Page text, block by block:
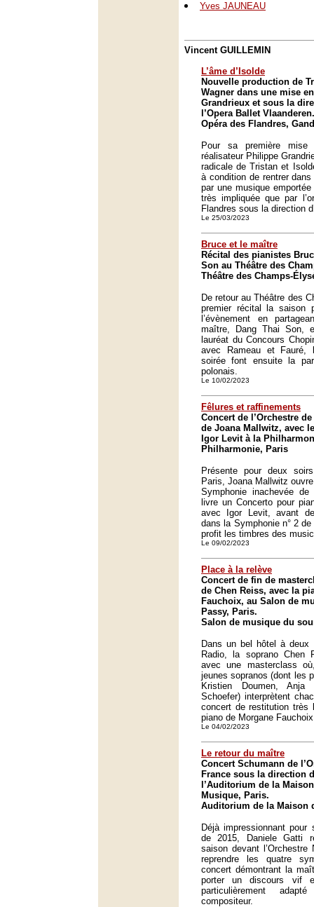
Yves JAUNEAU
Vincent GUILLEMIN
L’âme d’Isolde
Nouvelle production de
Wagner dans une mise
Grandrieux et sous la
l’Opera Ballet Vlaanderen.
Opéra des Flandres, Gand
Pour sa première
réalisateur Philippe
radicale de Tristan et
à condition de rentrer
par une musique
très impliquée que par
Flandres sous la direction
Le 25/03/2023
Bruce et le maître
Récital des pianistes
Son au Théâtre des
Théâtre des Champs-
De retour au Théâtre des
premier récital la saison
l’évènement en
maître, Dang Thai Son,
lauréat du Concours
avec Rameau et
soirée font ensuite la
polonais.
Le 10/02/2023
Fêlures et raffinements
Concert de l’Orchestre
de Joana Mallwitz, avec
Igor Levit à la
Philharmonie, Paris
Présente pour deux
Paris, Joana Mallwitz
Symphonie inachevée
livre un Concerto pour
avec Igor Levit, avant
dans la Symphonie n° 2
profit les timbres des
Le 09/02/2023
Place à la relève
Concert de fin de
de Chen Reiss, avec la
Fauchoix, au Salon de
Passy, Paris.
Salon de musique du
Dans un bel hôtel à
Radio, la soprano Chen
avec une masterclass
jeunes sopranos (dont les
Kristien Doumen,
Schoefer) interprètent
concert de restitution très
piano de Morgane
Le 04/02/2023
Le retour du maître
Concert Schumann de
France sous la direction
l’Auditorium de la
Musique, Paris.
Auditorium de la Maison
Déjà impressionnant pour
de 2015, Daniele Gatti
saison devant l’Orchestre
reprendre les quatre
concert démontrant la
porter un discours vif
particulièrement
compositeur.